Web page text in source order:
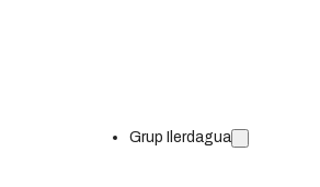
ETAP: Aigua potable
Grup Ilerdagua